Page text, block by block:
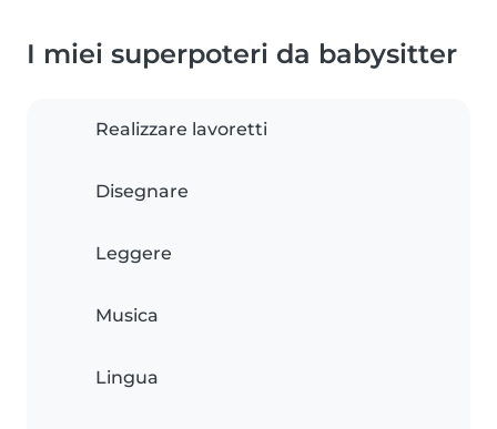
I miei superpoteri da babysitter
Realizzare lavoretti
Disegnare
Leggere
Musica
Lingua